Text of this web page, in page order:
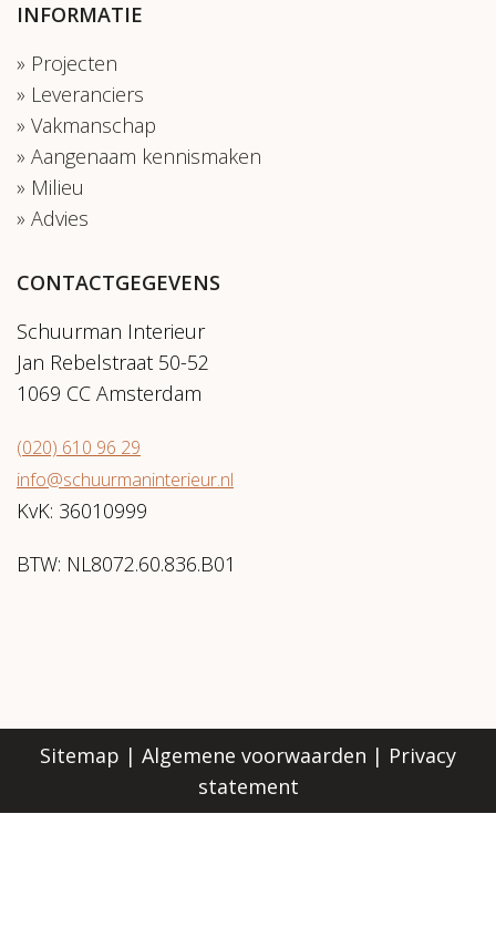
INFORMATIE
Projecten
Leveranciers
Vakmanschap
Aangenaam kennismaken
Milieu
Advies
CONTACTGEGEVENS
Schuurman Interieur
Jan Rebelstraat 50-52
1069 CC Amsterdam
(020) 610 96 29
info@schuurmaninterieur.nl
KvK: 36010999
BTW: NL8072.60.836.B01
Sitemap | Algemene voorwaarden | Privacy
statement